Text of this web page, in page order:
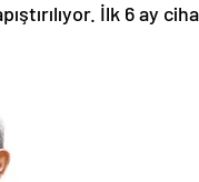
İlk 6 ay